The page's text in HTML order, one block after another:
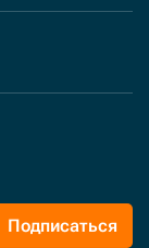
Подписаться